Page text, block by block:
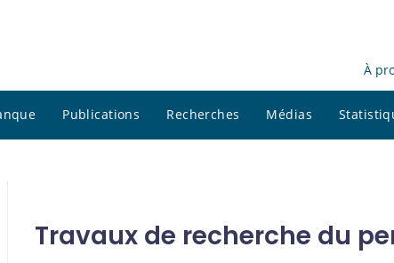
À
Publications Recherches Médias
Travaux de recherche du